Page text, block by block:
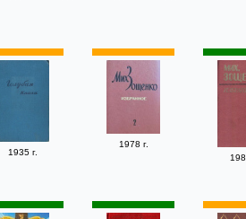
1935 г.
1978 г.